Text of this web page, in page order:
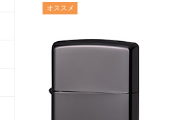
オススメ